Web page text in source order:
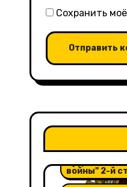
Сохранить
Орден
войны" 2-й